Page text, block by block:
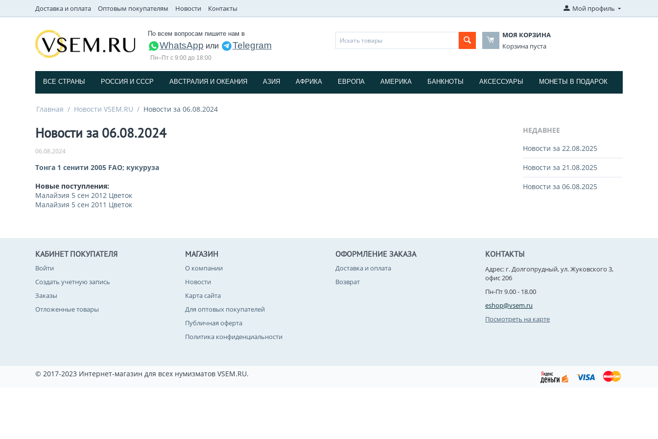
Доставка и оплата Оптовым покупателям Новости Контакты Мой профиль
По всем вопросам пишите нам в
WhatsApp или Telegram
Пн–Пт с 9:00 до 18:00
МОЯ КОРЗИНА
Корзина пуста
ВСЕ СТРАНЫ РОССИЯ И СССP АВСТРАЛИЯ И ОКЕАНИЯ АЗИЯ АФРИКА ЕВРОПА АМЕРИКА БАНКНОТЫ АКСЕССУАРЫ МОНЕТЫ В ПОДАРОК
Главная / Новости VSEM.RU / Новости за 06.08.2024
Новости за 06.08.2024
06.08.2024
Тонга 1 сенити 2005 FAO; кукуруза
Новые поступления:
Малайзия 5 сен 2012 Цветок
Малайзия 5 сен 2011 Цветок
НЕДАВНЕЕ
Новости за 22.08.2025
Новости за 21.08.2025
Новости за 06.08.2025
КАБИНЕТ ПОКУПАТЕЛЯ
Войти
Создать учетную запись
Заказы
Отложенные товары
МАГАЗИН
О компании
Новости
Карта сайта
Для оптовых покупателей
Публичная оферта
Политика конфиденциальности
ОФОРМЛЕНИЕ ЗАКАЗА
Доставка и оплата
Возврат
КОНТАКТЫ
Адрес: г. Долгопрудный, ул. Жуковского 3,
офис 206
Пн-Пт 9.00 - 18.00
eshop@vsem.ru
Посмотреть на карте
© 2017-2023 Интернет-магазин для всех нумизматов VSEM.RU.